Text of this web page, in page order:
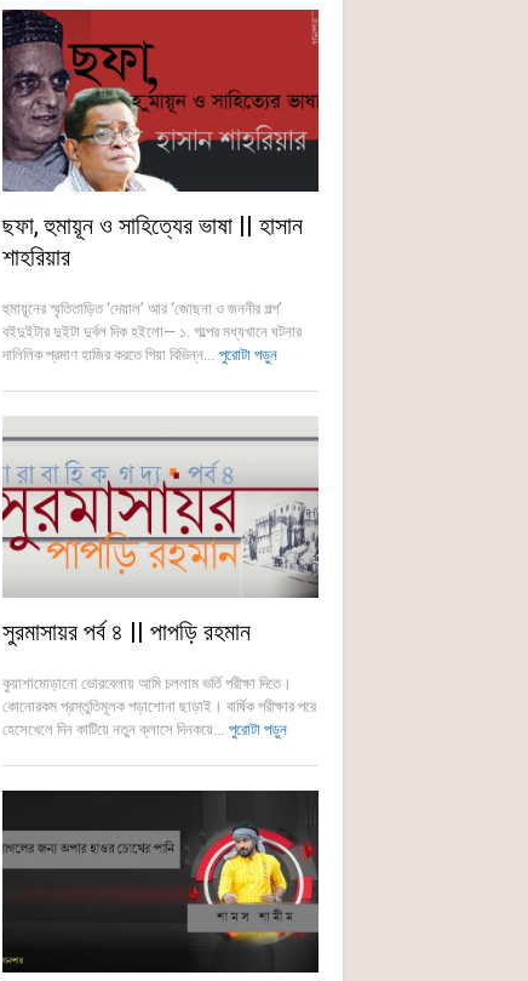
ছফা, হুমায়ূন ও সাহিত্যের ভাষা || হাসান
শাহরিয়ার
হুমায়ূনের স্মৃতিতাড়িত ‘দেয়াল’ আর ‘জোছনা ও জননীর গল্প’
বইদুইটার দুইটা দুর্বল দিক হইলো— ১. গল্পের মধ্যখানে ঘটনার
দালিলিক প্রমাণ হাজির করতে গিয়া বিভিন্ন... পুরোটা পড়ুন
সুরমাসায়র পর্ব ৪ || পাপড়ি রহমান
কুয়াশামোড়ানো ভোরবেলায় আমি চললাম ভর্তি পরীক্ষা দিতে।
কোনোরকম প্রস্তুতিমূলক পড়াশোনা ছাড়াই। বার্ষিক পরীক্ষার পরে
হেসেখেলে দিন কাটিয়ে নতুন ক্লাসে দিনকয়ে... পুরোটা পড়ুন